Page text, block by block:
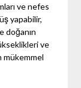
ve nefes
yapabilir,
doğanın
ve
mükemmel